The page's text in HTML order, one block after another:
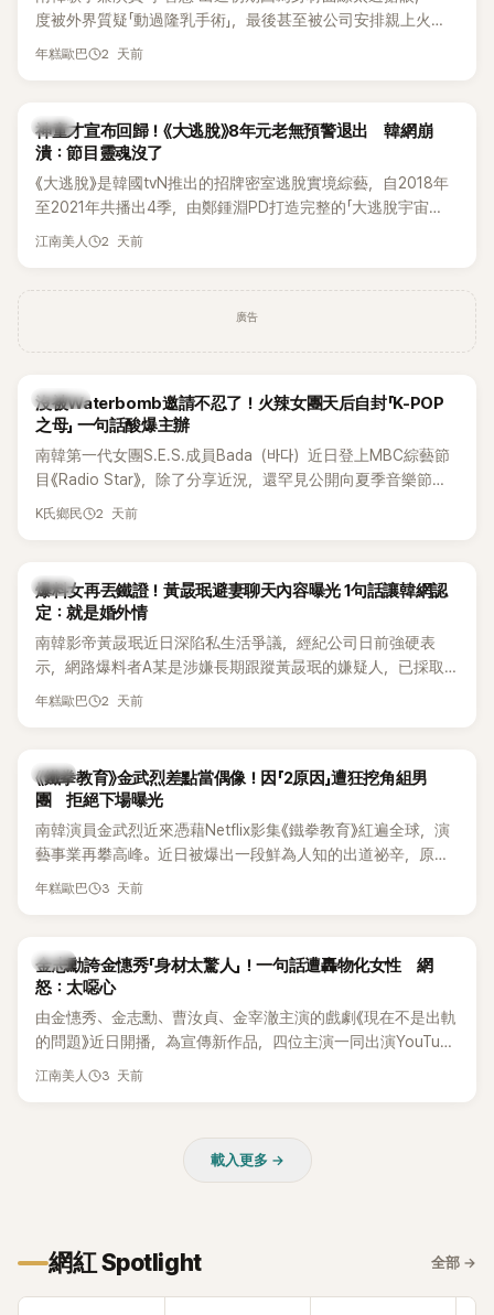
度被外界質疑「動過隆乳手術」，最後甚至被公司安排親上火
線，召開前所未見的「泳裝記者會」澄清。這場記者會後來還被
熱議。 2日播出的 SBS 綜藝節目《我的經紀人太難搞－秘書
鎮》，邀請同時兼顧工作與育兒的演藝圈代表「媽媽群」——李智
惠、李賢怡、李恩亨，以第13位「My Star」身分登場，分享最真
實的生活日常。 節目一開始，李瑞鎮 率先與李智惠會合，兩人
邊搭車邊聊天，氣氛輕鬆。聊到最近的新聞，李瑞鎮突然直球
發問：「妳不是上新聞了？說妳去做整形？是人中縮短手術嗎？」
惠也毫不閃躲，淡定接招，兩人鬥嘴默契十足。 話題接著一路
延燒到過去的爭議。李瑞鎮脫口補刀：「妳以前不是還在游泳池
當年情況，李智惠終於鬆口坦言，當時確實被質疑動過隆胸手
術。她回憶：「拍了比基尼照片之後，就開始被說是不是去隆乳
了。」為了澄清誤會，她只好親自站出來說清楚。 李智惠進一步
解釋，當時隆胸手術幾乎只有「腋下切開」一種方式，「所以我就
想，既然一直說我有做，那我乾脆把腋下給大家看，證明我根
召開了一場泳裝記者招待會。當時她穿著比基尼站在一排攝影
機前，面對媒體擺出各種姿勢，畫面至今仍被網友津津樂道。
這段為平息爭議、直接公開腋下畫面自證清白的往事再度被提
起，節目現場立刻充滿驚呼聲與笑聲，也再次讓人見識到她面
對流言時「豁出去」的直率性格。其實她過去也曾在 SBS 節目
《脫掉鞋子恢單4Men》 中，親自公開那張當年引發話題的「腋下
員身分出道，該團在 2000 年代初期紅極一時，由李智惠、徐
智英兩位女成員，以及張錫炫、Chris Kim 兩位男成員組成。不
過後來爆出長達四年的團內霸凌風波，甚至傳出徐智英母親對
李智惠言語辱罵、動手等爭議，最終團體於 2002 年解散。 團
體解散後，李智惠轉型 solo，靠著綜藝與歌唱實力持續活躍演
藝圈。據悉，她當年能加入 S#arp，也與 李尚敏 的賞識有關。
感情方面，李智惠於 2017 年與圈外男友結婚，婚後育有兩個
目，她經營的 YouTube 頻道也即將突破百萬訂閱，近年內容深
受網友喜愛，再度迎來事業第二春。
年糕歐巴 2 天前
韓星
神童才宣布回歸！《大逃脫》8年元老無預警退出 韓網崩
潰：節目靈魂沒了
《大逃脫》是韓國tvN推出的招牌密室逃脫實境綜藝，自2018年
至2021年共播出4季，由鄭鍾淵PD打造完整的「大逃脫宇宙
（DTCU）」，憑藉燒腦劇情、電影級場景與龐大世界觀，累積
江南美人 2 天前
廣告
K-POP
沒被Waterbomb邀請不忍了！火辣女團天后自封「K-POP
之母」 一句話酸爆主辦
南韓第一代女團S.E.S.成員Bada（바다）近日登上MBC綜藝節
目《Radio Star》，除了分享近況，還罕見公開向夏季音樂節
Waterbomb喊話，笑稱自己至今從未受邀演出，更幽默表示：
K氏鄉民 2 天前
韓星
爆料女再丟鐵證！黃晸珉避妻聊天內容曝光 1句話讓韓網認
定：就是婚外情
南韓影帝黃晸珉近日深陷私生活爭議，經紀公司日前強硬表
示，網路爆料者A某是涉嫌長期跟蹤黃晸珉的嫌疑人，已採取
法律行動。不過，A某並未因此停止發聲，5日再度透過社群平
年糕歐巴 2 天前
韓星
《鐵拳教育》金武烈差點當偶像！因「2原因」遭狂挖角組男
團 拒絕下場曝光
南韓演員金武烈近來憑藉Netflix影集《鐵拳教育》紅遍全球，演
藝事業再攀高峰。近日被爆出一段鮮為人知的出道祕辛，原來
他當年差點不是以演員身分出道，而是成為男團偶像的一員。
年糕歐巴 3 天前
韓星
金志勳誇金憓秀「身材太驚人」！一句話遭轟物化女性 網
怒：太噁心
由金憓秀、金志勳、曹汝貞、金宰澈主演的戲劇《現在不是出軌
的問題》近日開播，為宣傳新作品，四位主演一同出演YouTube
節目，不料訪談中的一段發言卻意外掀起爭議。不少網友認
江南美人 3 天前
載入更多 →
網紅 Spotlight 全部 →